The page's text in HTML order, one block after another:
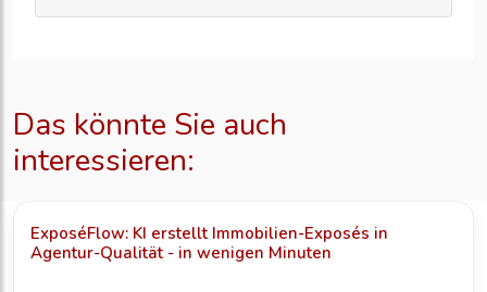
Das könnte Sie auch
interessieren:
ExposéFlow: KI erstellt Immobilien-Exposés in
Agentur-Qualität - in wenigen Minuten